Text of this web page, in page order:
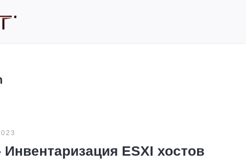
Инвентаризация ESXI хостов